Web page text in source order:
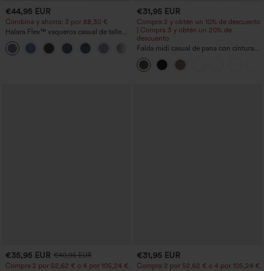
€44,95 EUR
Combina y ahorra: 3 por 88,30 €
Halara Flex™ vaqueros casual de talle
alto con bolsillos, estilo baggy de pierna
ancha, efecto lavado
+2
€31,95 EUR
Compra 2 y obtén un 10% de descuento
| Compra 3 y obtén un 20% de
descuento
Falda midi casual de pana con cintura
media y bolsillo lateral frontal con
solapa
€35,95 EUR €40,95 EUR
Compra 2 por 52,62 € o 4 por 105,24 €.
€31,95 EUR
Compra 2 por 52,62 € o 4 por 105,24 €.